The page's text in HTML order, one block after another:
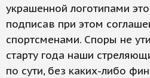
украшенной логотипами
подписав при этом
спортсменами. Споры не
старту года наши
по сути, без каких-либо